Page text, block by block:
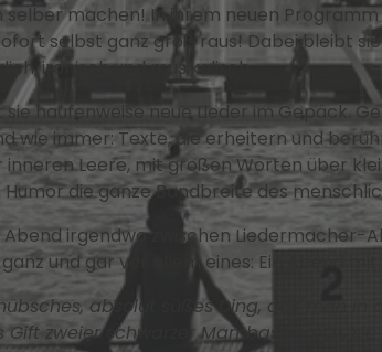
selber machen! In ihrem neuen
selbst ganz groß raus! Dabei bleibt
ironisch und musikalisch.
haufenweise neue Lieder im Gepäck.
wie immer: Texte, die erheitern und
inneren Leere, mit großen Worten über
die ganze Bandbreite des
irgendwo zwischen Liedermacher-
und gar vor allem eines: Ein Abend mit
absolut süßes Ding, das man
Gift zweier schwarzer Mambas ersetzt,